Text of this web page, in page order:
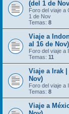
(del 1 de
Foro del viaje a
1 de Nov
Temas: 8
Viaje a
al 16 de Nov)
Foro del viaje a
Temas: 11
Viaje a Irak
Nov)
Foro del viaje a
Temas: 8
Viaje a